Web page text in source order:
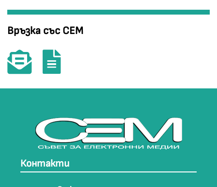
Връзка със СЕМ
Контакти